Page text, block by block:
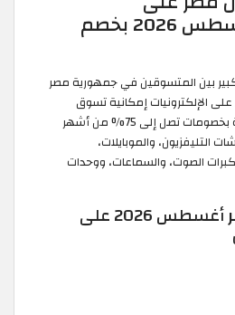
الإلكترونيات أغسطس 2026 بخصم
كبير بين المتسوقين في جمهورية مصر
على الإلكترونيات إمكانية تسوق
مختلف الأجهزة الإلكترونية بخصومات تصل إلى 75% من أشهر
التليفزيون، والموبايلات،
الصوت، والسماعات، ووحدات
تخفيضات نون مصر أغسطس 2026 على